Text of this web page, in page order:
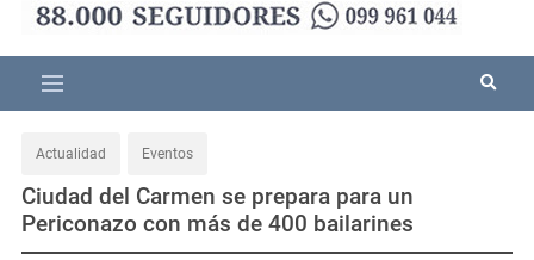
Actualidad Eventos
Ciudad del Carmen se prepara para un
Periconazo con más de 400 bailarines